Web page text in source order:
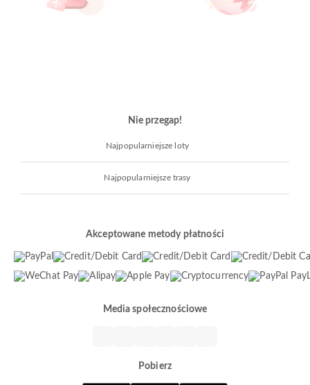
Nie przegap!
Najpopularniejsze loty
Najpopularniejsze trasy
Akceptowane metody płatności
Media społecznościowe
Pobierz